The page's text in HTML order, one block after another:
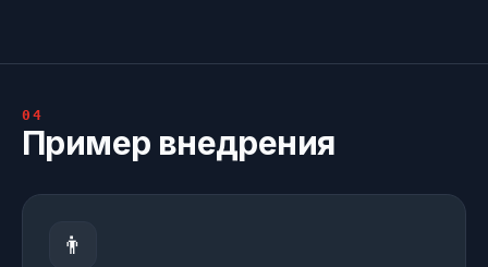
04
Пример внедрения
👨